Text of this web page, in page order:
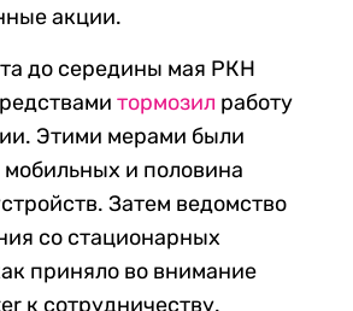
акции.
до середины мая РКН
тормозил работу
Этими мерами были
мобильных и половина
Затем ведомство
со стационарных
приняло во внимание
к сотрудничеству.